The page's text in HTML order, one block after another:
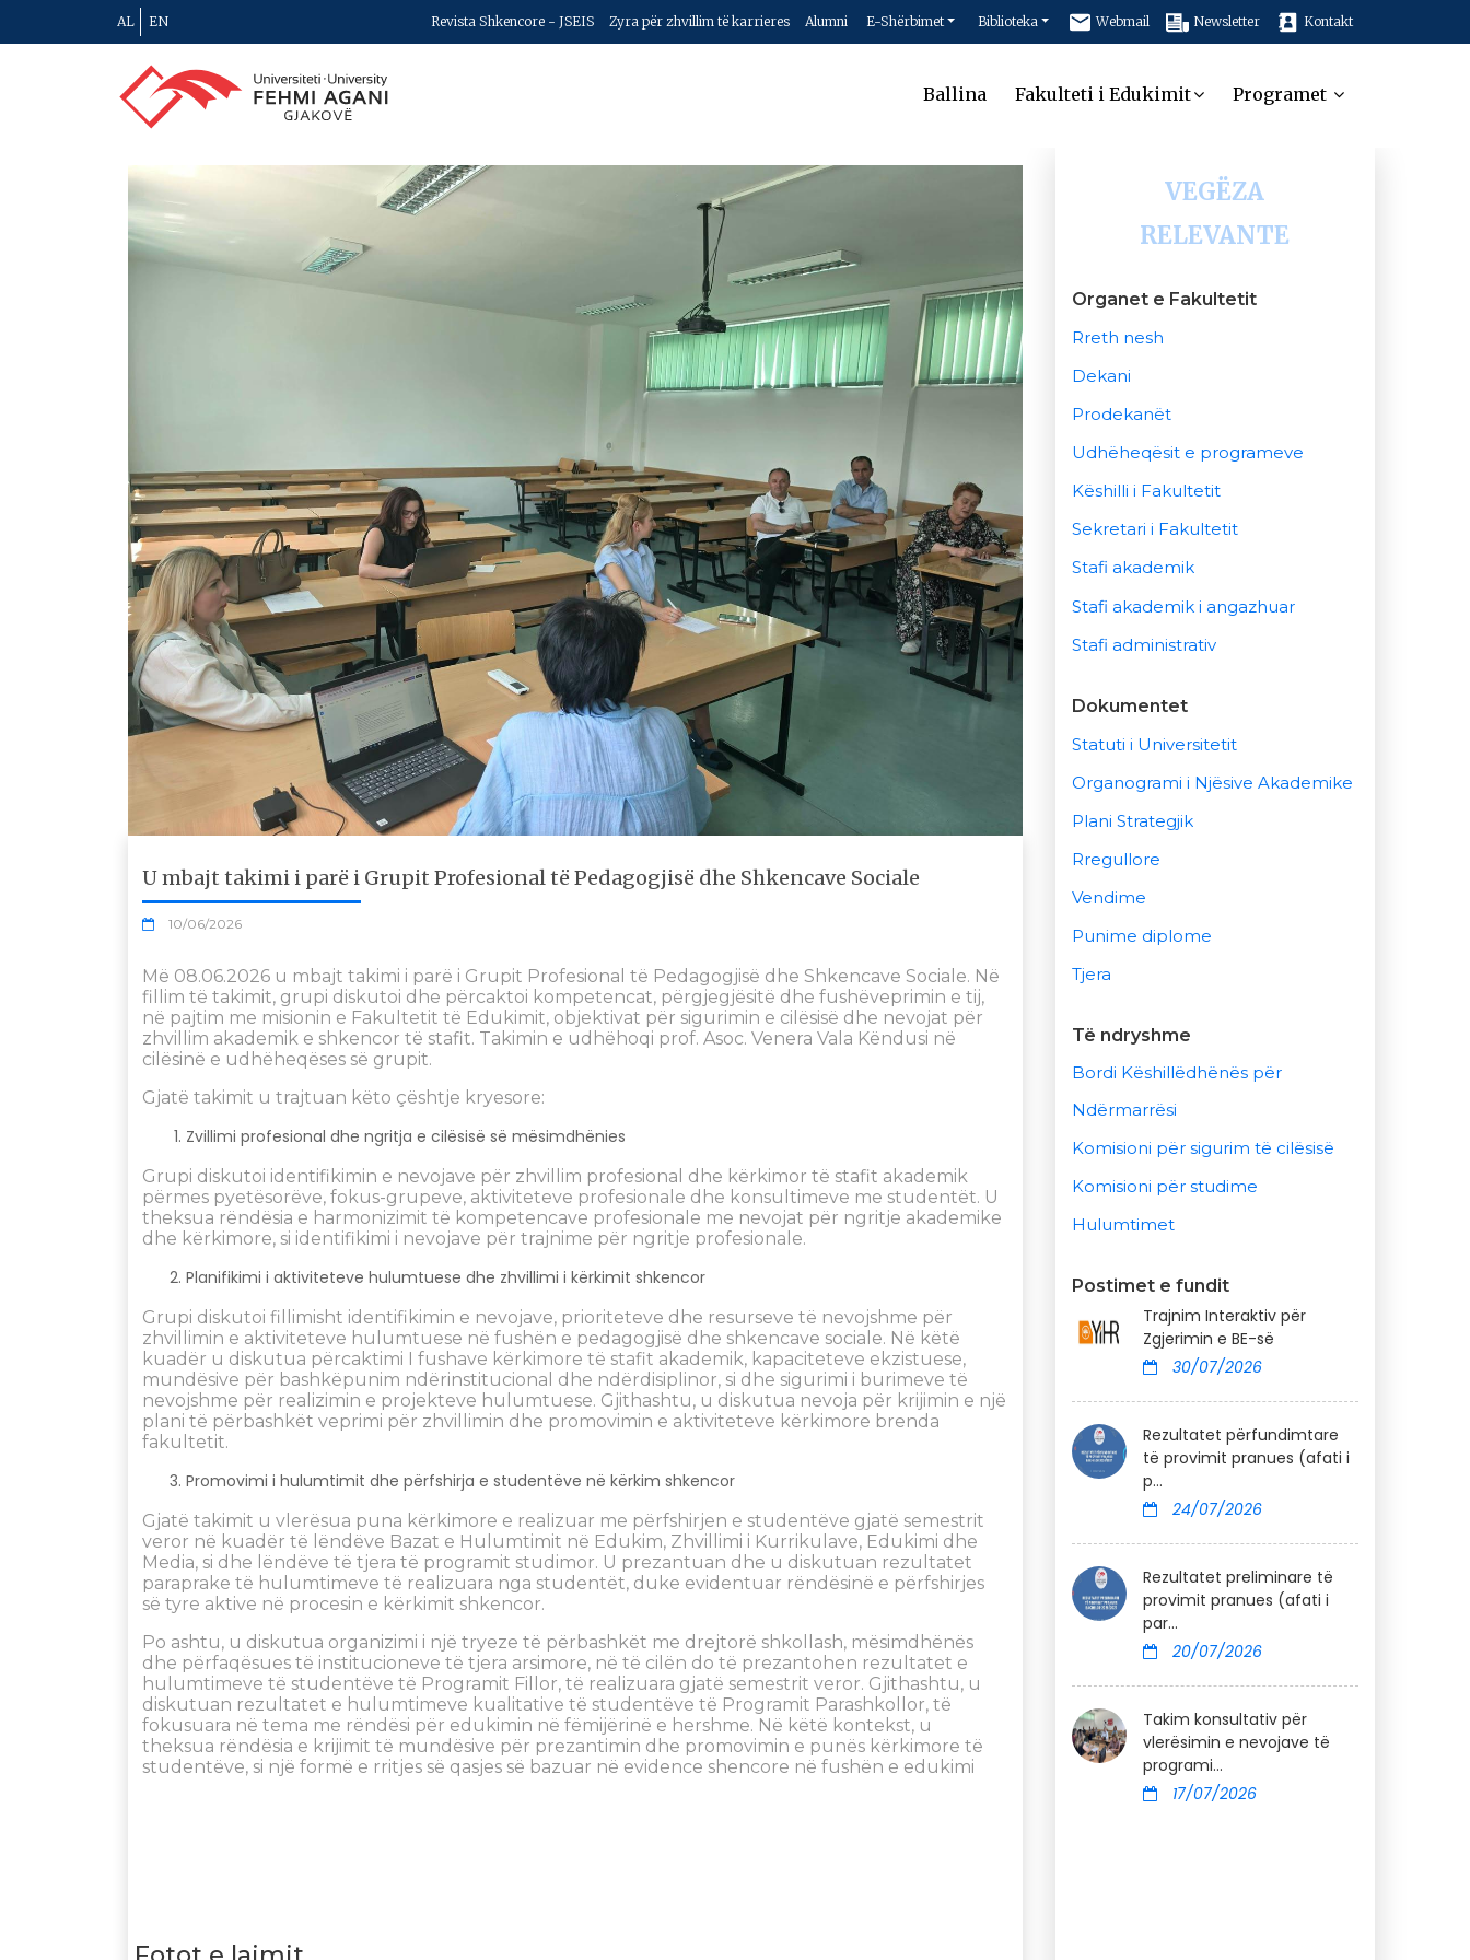
AL EN Revista Shkencore - JSEIS Zyra për zhvillim të karrieres Alumni E-Shërbimet Biblioteka Webmail Newsletter Kontakt
Ballina Fakulteti i Edukimit Programet
U mbajt takimi i parë i Grupit Profesional të Pedagogjisë dhe Shkencave Sociale
10/06/2026
Më 08.06.2026 u mbajt takimi i parë i Grupit Profesional të Pedagogjisë dhe Shkencave Sociale. Në
fillim të takimit, grupi diskutoi dhe përcaktoi kompetencat, përgjegjësitë dhe fushëveprimin e tij,
në pajtim me misionin e Fakultetit të Edukimit, objektivat për sigurimin e cilësisë dhe nevojat për
zhvillim akademik e shkencor të stafit. Takimin e udhëhoqi prof. Asoc. Venera Vala Këndusi në
cilësinë e udhëheqëses së grupit.
Gjatë takimit u trajtuan këto çështje kryesore:
Zvillimi profesional dhe ngritja e cilësisë së mësimdhënies
Grupi diskutoi identifikimin e nevojave për zhvillim profesional dhe kërkimor të stafit akademik
përmes pyetësorëve, fokus-grupeve, aktiviteteve profesionale dhe konsultimeve me studentët. U
theksua rëndësia e harmonizimit të kompetencave profesionale me nevojat për ngritje akademike
dhe kërkimore, si identifikimi i nevojave për trajnime për ngritje profesionale.
Planifikimi i aktiviteteve hulumtuese dhe zhvillimi i kërkimit shkencor
Grupi diskutoi fillimisht identifikimin e nevojave, prioriteteve dhe resurseve të nevojshme për
zhvillimin e aktiviteteve hulumtuese në fushën e pedagogjisë dhe shkencave sociale. Në këtë
kuadër u diskutua përcaktimi I fushave kërkimore të stafit akademik, kapaciteteve ekzistuese,
mundësive për bashkëpunim ndërinstitucional dhe ndërdisiplinor, si dhe sigurimi i burimeve të
nevojshme për realizimin e projekteve hulumtuese. Gjithashtu, u diskutua nevoja për krijimin e një
plani të përbashkët veprimi për zhvillimin dhe promovimin e aktiviteteve kërkimore brenda
fakultetit.
Promovimi i hulumtimit dhe përfshirja e studentëve në kërkim shkencor
Gjatë takimit u vlerësua puna kërkimore e realizuar me përfshirjen e studentëve gjatë semestrit
veror në kuadër të lëndëve Bazat e Hulumtimit në Edukim, Zhvillimi i Kurrikulave, Edukimi dhe
Media, si dhe lëndëve të tjera të programit studimor. U prezantuan dhe u diskutuan rezultatet
paraprake të hulumtimeve të realizuara nga studentët, duke evidentuar rëndësinë e përfshirjes
së tyre aktive në procesin e kërkimit shkencor.
Po ashtu, u diskutua organizimi i një tryeze të përbashkët me drejtorë shkollash, mësimdhënës
dhe përfaqësues të institucioneve të tjera arsimore, në të cilën do të prezantohen rezultatet e
hulumtimeve të studentëve të Programit Fillor, të realizuara gjatë semestrit veror. Gjithashtu, u
diskutuan rezultatet e hulumtimeve kualitative të studentëve të Programit Parashkollor, të
fokusuara në tema me rëndësi për edukimin në fëmijërinë e hershme. Në këtë kontekst, u
theksua rëndësia e krijimit të mundësive për prezantimin dhe promovimin e punës kërkimore të
studentëve, si një formë e rritjes së qasjes së bazuar në evidence shencore në fushën e edukimi
VEGËZA
RELEVANTE
Organet e Fakultetit
Rreth nesh
Dekani
Prodekanët
Udhëheqësit e programeve
Këshilli i Fakultetit
Sekretari i Fakultetit
Stafi akademik
Stafi akademik i angazhuar
Stafi administrativ
Dokumentet
Statuti i Universitetit
Organogrami i Njësive Akademike
Plani Strategjik
Rregullore
Vendime
Punime diplome
Tjera
Të ndryshme
Bordi Këshillëdhënës për
Ndërmarrësi
Komisioni për sigurim të cilësisë
Komisioni për studime
Hulumtimet
Postimet e fundit
Trajnim Interaktiv për
Zgjerimin e BE-së
30/07/2026
Rezultatet përfundimtare
të provimit pranues (afati i
p...
24/07/2026
Rezultatet preliminare të
provimit pranues (afati i
par...
20/07/2026
Takim konsultativ për
vlerësimin e nevojave të
programi...
17/07/2026